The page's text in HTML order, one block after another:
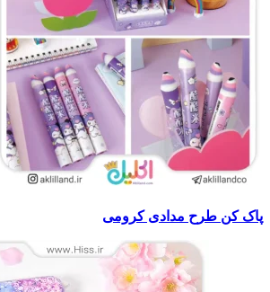
پاک کن طرح مدادی کرومی